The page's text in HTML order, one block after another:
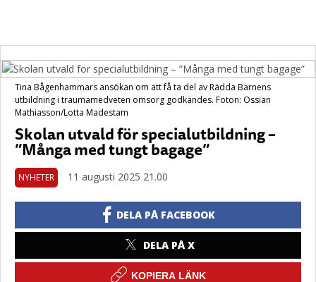
Tina Bågenhammars ansökan om att få ta del av Rädda Barnens
utbildning i traumamedveten omsorg godkändes. Foton: Ossian
Mathiasson/Lotta Madestam
Skolan utvald för specialutbildning –
”Många med tungt bagage”
NYHETER 11 augusti 2025 21.00
DELA PÅ FACEBOOK
DELA PÅ X
KOPIERA LÄNK